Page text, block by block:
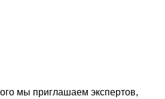
мы приглашаем экспертов,